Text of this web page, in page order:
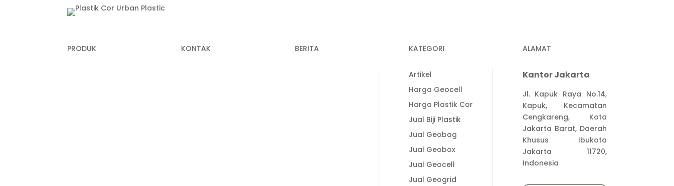
PRODUK KONTAK BERITA KATEGORI
Artikel
Harga Geocell
Harga Plastik Cor
Jual Biji Plastik
Jual Geobag
Jual Geobox
Jual Geocell
Jual Geogrid
ALAMAT
Kantor Jakarta
Jl. Kapuk Raya No.14,
Kapuk, Kecamatan
Cengkareng, Kota
Jakarta Barat, Daerah
Khusus Ibukota
Jakarta 11720,
Indonesia